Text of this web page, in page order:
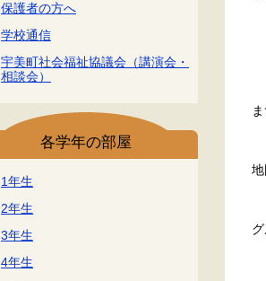
保護者の方へ
学校通信
宇美町社会福祉協議会（講演会・
相談会）
各学年の部屋
1年生
2年生
3年生
4年生